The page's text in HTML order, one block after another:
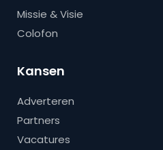
Missie & Visie
Colofon
Kansen
Adverteren
Partners
Vacatures